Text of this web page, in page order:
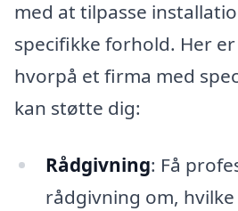
med at tilpasse
specifikke forhold. Her
hvorpå et firma med
kan støtte dig:
Rådgivning: Få
rådgivning om,